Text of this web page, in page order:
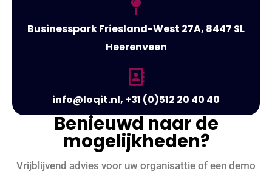
Businesspark Friesland-West 27A, 8447 SL
Heerenveen
info@loqit.nl, +31 (0)512 20 40 40
Benieuwd naar de
mogelijkheden?
Vrijblijvend advies voor uw organisattie of een demo